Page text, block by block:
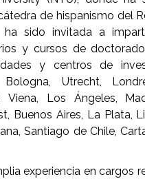
de hispanismo del
ha sido invitada a
y cursos de
y centros de
Bologna, Utrecht,
Viena, Los Ángeles,
Buenos Aires, La Plata,
Santiago de Chile,
experiencia en cargos